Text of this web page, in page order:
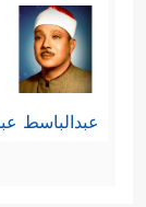
عبدالباسط